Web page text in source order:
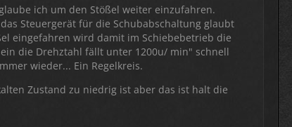
ich um den Stößel weiter einzufahren.
Steuergerät für die Schubabschaltung glaubt
eingefahren wird damit im Schiebebetrieb die
die Drehztahl fällt unter 1200u/ min" schnell
wieder... Ein Regelkreis.
Zustand zu niedrig ist aber das ist halt die